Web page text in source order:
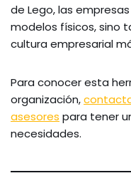
de Lego, las
modelos físicos, sino
cultura empresarial
Para conocer esta
organización,
asesores para tener
necesidades.